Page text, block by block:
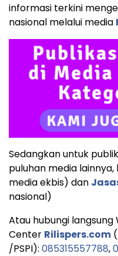
informasi terkini
nasional melalui media
Sedangkan untuk
puluhan media lainnya,
media ekbis) dan
nasional)
Atau hubungi langsung
Center Rilispers.com (
/PSPI): 085315557788,